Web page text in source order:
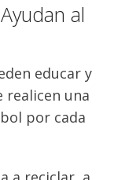
al
educar y
realicen una
por cada